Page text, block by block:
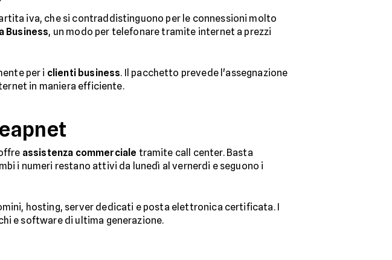
iva, che si contraddistinguono per le connessioni molto
Business, un modo per telefonare tramite internet a prezzi
per i clienti business. Il pacchetto prevede l'assegnazione
in maniera efficiente.
assistenza commerciale tramite call center. Basta
i numeri restano attivi da lunedì al vernerdi e seguono i
hosting, server dedicati e posta elettronica certificata. I
e software di ultima generazione.